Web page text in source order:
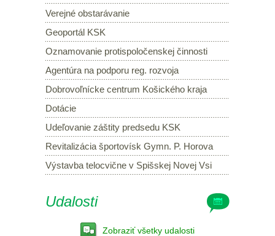
Verejné obstarávanie
Geoportál KSK
Oznamovanie protispoločenskej činnosti
Agentúra na podporu reg. rozvoja
Dobrovoľnícke centrum Košického kraja
Dotácie
Udeľovanie záštity predsedu KSK
Revitalizácia športovísk Gymn. P. Horova
Výstavba telocvične v Spišskej Novej Vsi
Udalosti
Zobraziť všetky udalosti